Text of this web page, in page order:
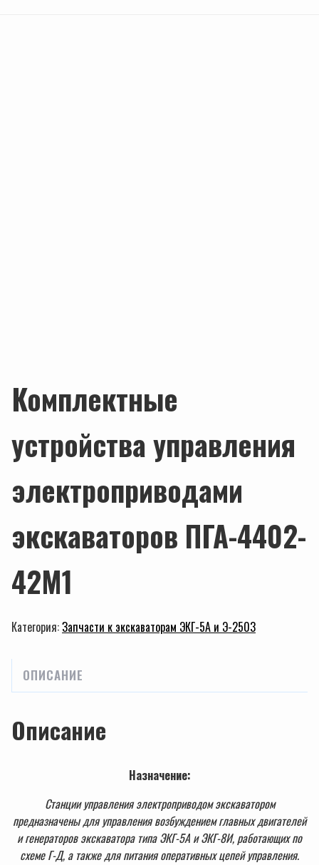
Комплектные
устройства управления
электроприводами
экскаваторов ПГА-4402-
42M1
Категория:Запчасти к экскаваторам ЭКГ-5А и Э-2503
ОПИСАНИЕ
Описание
Назначение:
Станции управления электроприводом экскаватором
предназначены для управления возбуждением главных двигателей
и генераторов экскаватора типа ЭКГ-5А и ЭКГ-8И, работающих по
схеме Г-Д, а также для питания оперативных цепей управления.